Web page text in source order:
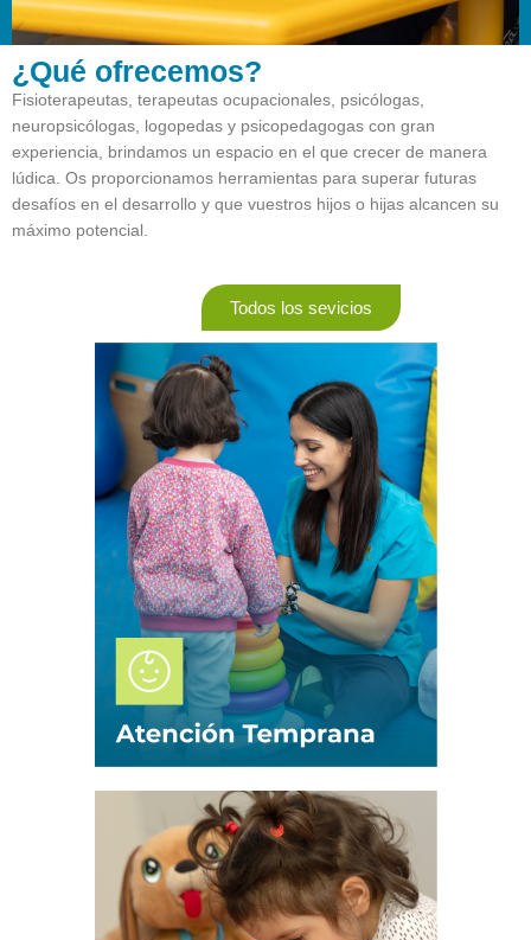
¿Qué ofrecemos?
Fisioterapeutas, terapeutas ocupacionales, psicólogas,
neuropsicólogas, logopedas y psicopedagogas con gran
experiencia, brindamos un espacio en el que crecer de manera
lúdica. Os proporcionamos herramientas para superar futuras
desafíos en el desarrollo y que vuestros hijos o hijas alcancen su
máximo potencial.
Todos los sevicios